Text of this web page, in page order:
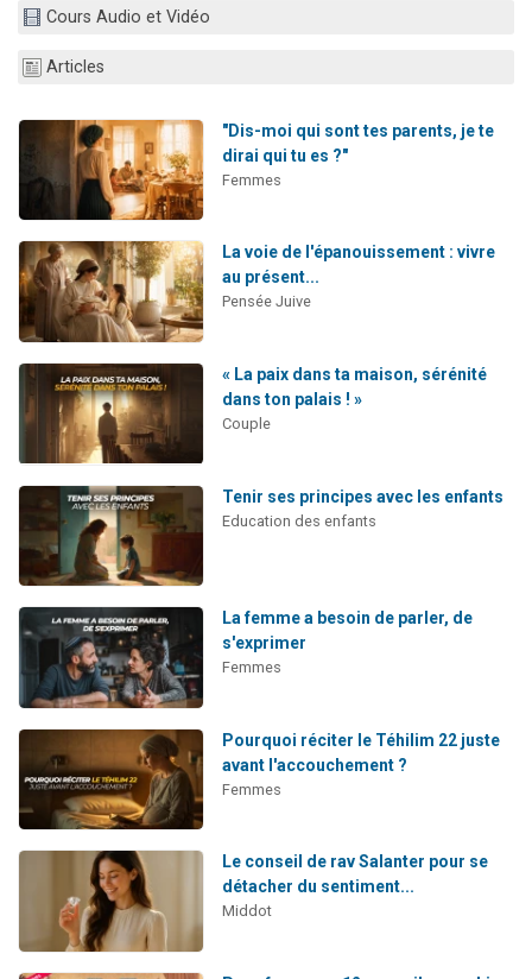
Il reste 49 places pour étudier en groupe sur Zoom
Eva vient de donner son Maasser
Cours Audio et Vidéo
Articles
"Dis-moi qui sont tes parents, je te
dirai qui tu es ?"
Femmes
La voie de l'épanouissement : vivre
au présent...
Pensée Juive
« La paix dans ta maison, sérénité
dans ton palais ! »
Couple
Tenir ses principes avec les enfants
Education des enfants
La femme a besoin de parler, de
s'exprimer
Femmes
Pourquoi réciter le Téhilim 22 juste
avant l'accouchement ?
Femmes
Le conseil de rav Salanter pour se
détacher du sentiment...
Middot